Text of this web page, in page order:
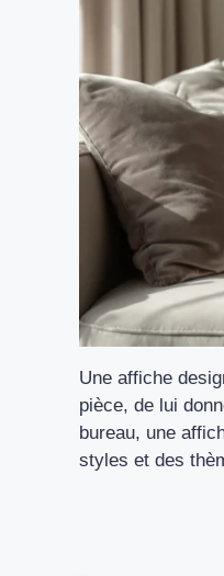
Une affiche
pièce, de lui
bureau, une
styles et des